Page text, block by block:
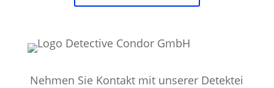
Nehmen Sie Kontakt mit unserer Detektei